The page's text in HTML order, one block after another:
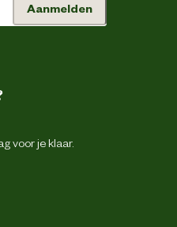
Aanmelden
voor je klaar.